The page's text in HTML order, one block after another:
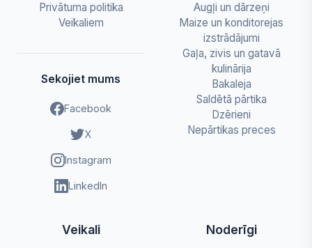
Privātuma politika
Veikaliem
Sekojiet mums
Facebook
X
Instagram
LinkedIn
Augļi un dārzeņi
Maize un konditorejas
izstrādājumi
Gaļa, zivis un gatavā
kulinārija
Bakaleja
Saldētā pārtika
Dzērieni
Nepārtikas preces
Veikali Noderīgi